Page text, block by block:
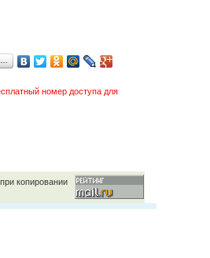
номер доступа для
копировании